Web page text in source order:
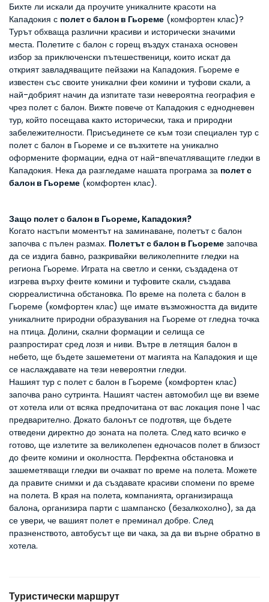
Бихте ли искали да проучите уникалните красоти на
Кападокия с полет с балон в Гьореме (комфортен клас)?
Турът обхваща различни красиви и исторически значими
места. Полетите с балон с горещ въздух станаха основен
избор за приключенски пътешественици, които искат да
открият завладяващите пейзажи на Кападокия. Гьореме е
известен със своите уникални феи комини и туфови скали, а
най-добрият начин да изпитате тази невероятна география е
чрез полет с балон. Вижте повече от Кападокия с еднодневен
тур, който посещава както исторически, така и природни
забележителности. Присъединете се към този специален тур с
полет с балон в Гьореме и се възхитете на уникално
оформените формации, една от най-впечатляващите гледки в
Кападокия. Нека да разгледаме нашата програма за полет с
балон в Гьореме (комфортен клас).
Защо полет с балон в Гьореме, Кападокия?
Когато настъпи моментът на заминаване, полетът с балон
започва с пълен размах. Полетът с балон в Гьореме започва
да се издига бавно, разкривайки великолепните гледки на
региона Гьореме. Играта на светло и сенки, създадена от
изгрева върху феите комини и туфовите скали, създава
сюрреалистична обстановка. По време на полета с балон в
Гьореме (комфортен клас) ще имате възможността да видите
уникалните природни образувания на Гьореме от гледна точка
на птица. Долини, скални формации и селища се
разпростират сред лозя и ниви. Вътре в летящия балон в
небето, ще бъдете зашеметени от магията на Кападокия и ще
се наслаждавате на тези невероятни гледки.
Нашият тур с полет с балон в Гьореме (комфортен клас)
започва рано сутринта. Нашият частен автомобил ще ви вземе
от хотела или от всяка предпочитана от вас локация поне 1 час
предварително. Докато балонът се подготвя, ще бъдете
отведени директно до зоната на полета. След като всичко е
готово, ще излетите за великолепен едночасов полет в близост
до феите комини и околността. Перфектна обстановка и
зашеметяващи гледки ви очакват по време на полета. Можете
да правите снимки и да създавате красиви спомени по време
на полета. В края на полета, компанията, организираща
балона, организира парти с шампанско (безалкохолно), за да
се увери, че вашият полет е преминал добре. След
празненството, автобусът ще ви чака, за да ви върне обратно в
хотела.
Туристически маршрут